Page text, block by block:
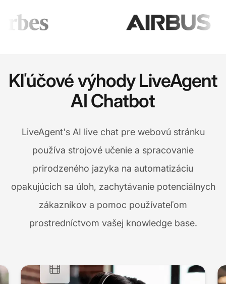
Kľúčové výhody LiveAgent
AI Chatbot
LiveAgent's AI live chat pre webovú stránku
používa strojové učenie a spracovanie
prirodzeného jazyka na automatizáciu
opakujúcich sa úloh, zachytávanie potenciálnych
zákazníkov a pomoc používateľom
prostredníctvom vašej knowledge base.